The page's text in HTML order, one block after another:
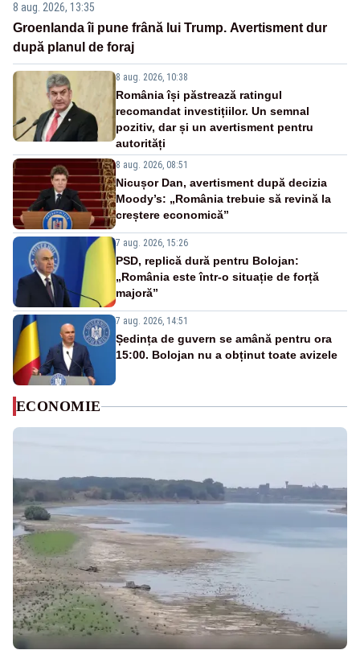
8 aug. 2026, 13:35
Groenlanda îi pune frână lui Trump. Avertisment dur
după planul de foraj
8 aug. 2026, 10:38
România își păstrează ratingul
recomandat investițiilor. Un semnal
pozitiv, dar și un avertisment pentru
autorități
8 aug. 2026, 08:51
Nicușor Dan, avertisment după decizia
Moody’s: „România trebuie să revină la
creștere economică”
7 aug. 2026, 15:26
PSD, replică dură pentru Bolojan:
„România este într-o situație de forță
majoră”
7 aug. 2026, 14:51
Ședința de guvern se amână pentru ora
15:00. Bolojan nu a obținut toate avizele
ECONOMIE